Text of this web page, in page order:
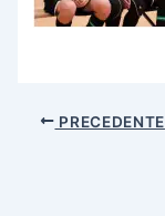
PRECEDENTE